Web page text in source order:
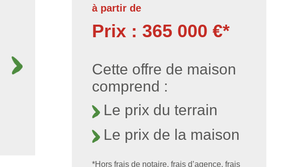
à partir de
Prix : 365 000 €*
Cette offre de maison
comprend :
Le prix du terrain
Le prix de la maison
*Hors frais de notaire, frais d’agence, frais